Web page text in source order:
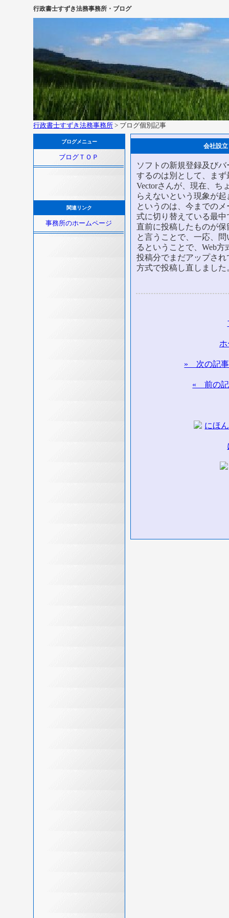
行政書士すずき法務事務所・ブログ
行政書士すずき法務事務所 > ブログ個別記事
ブログメニュー
ブログＴＯＰ
関連リンク
事務所のホームページ
会社設
ソフトの新規登録及び
するのは別として、まず
Vectorさんが、現在、ち
らえないという現象が
というのは、今までの
式に切り替えている最
直前に投稿したものが
と言うことで、一応、
るということで、Web
投稿分でまだアップさ
方式で投稿し直しました
» 次の記
« 前の